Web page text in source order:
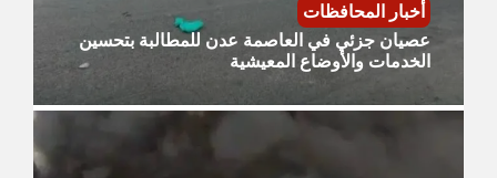
أخبار المحافظات
عصيان جزئي في العاصمة عدن للمطالبة بتحسين
الخدمات والأوضاع المعيشية